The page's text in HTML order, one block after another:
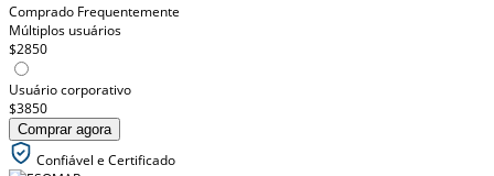
Comprado Frequentemente
Múltiplos usuários
$2850
Usuário corporativo
$3850
Comprar agora
Confiável e Certificado